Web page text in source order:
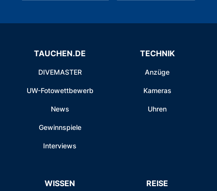
TAUCHEN.DE
DIVEMASTER
UW-Fotowettbewerb
News
Gewinnspiele
Interviews
TECHNIK
Anzüge
Kameras
Uhren
WISSEN REISE